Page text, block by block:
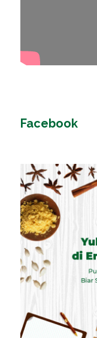
Facebook